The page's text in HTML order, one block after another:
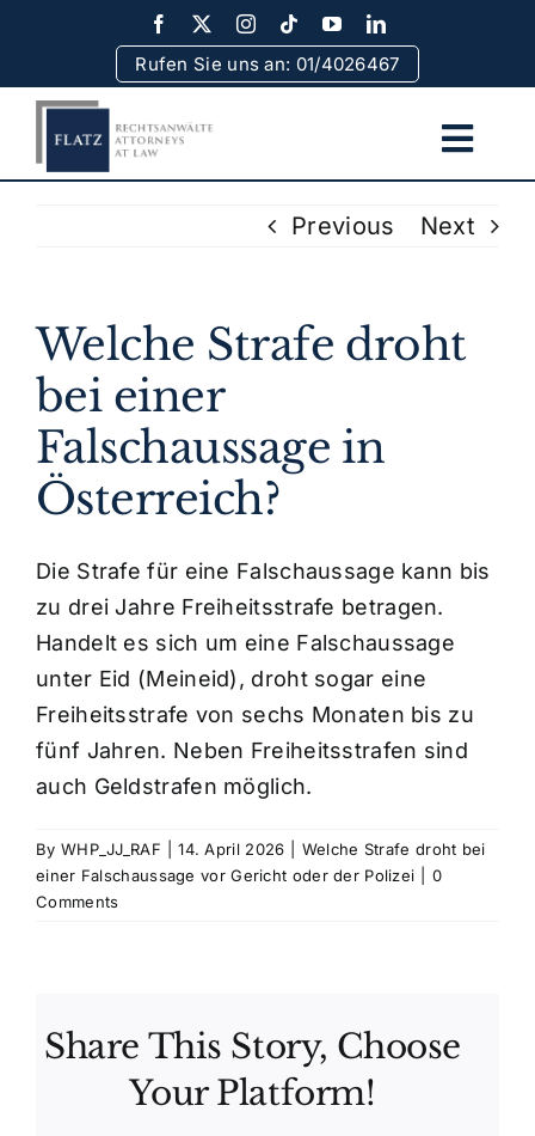
content
Rufen Sie uns an: 01/4026467
Rechtsgebiete
Erfolge
Kosten
Kontakt
Previous Next
Welche Strafe droht
bei einer
Falschaussage in
Österreich?
Die Strafe für eine Falschaussage kann bis
zu drei Jahre Freiheitsstrafe betragen.
Handelt es sich um eine Falschaussage
unter Eid (Meineid), droht sogar eine
Freiheitsstrafe von sechs Monaten bis zu
fünf Jahren. Neben Freiheitsstrafen sind
auch Geldstrafen möglich.
By WHP_JJ_RAF 14. April 2026
Welche Strafe droht bei
einer Falschaussage vor Gericht oder der Polizei
0
Comments
Share This Story, Choose
Your Platform!